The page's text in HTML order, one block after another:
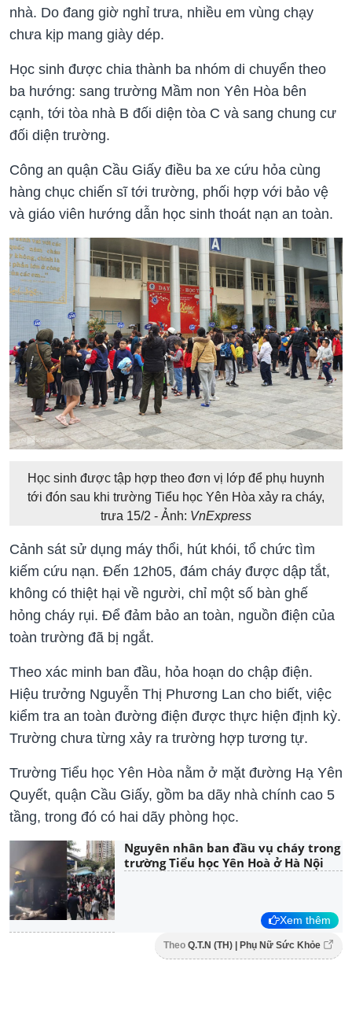
nhà. Do đang giờ nghỉ trưa, nhiều em vùng chạy
chưa kịp mang giày dép.
Học sinh được chia thành ba nhóm di chuyển theo
ba hướng: sang trường Mầm non Yên Hòa bên
cạnh, tới tòa nhà B đối diện tòa C và sang chung cư
đối diện trường.
Công an quận Cầu Giấy điều ba xe cứu hỏa cùng
hàng chục chiến sĩ tới trường, phối hợp với bảo vệ
và giáo viên hướng dẫn học sinh thoát nạn an toàn.
Học sinh được tập hợp theo đơn vị lớp để phụ huynh
tới đón sau khi trường Tiểu học Yên Hòa xảy ra cháy,
trưa 15/2 - Ảnh: VnExpress
Cảnh sát sử dụng máy thổi, hút khói, tổ chức tìm
kiếm cứu nạn. Đến 12h05, đám cháy được dập tắt,
không có thiệt hại về người, chỉ một số bàn ghế
hỏng cháy rụi. Để đảm bảo an toàn, nguồn điện của
toàn trường đã bị ngắt.
Theo xác minh ban đầu, hỏa hoạn do chập điện.
Hiệu trưởng Nguyễn Thị Phương Lan cho biết, việc
kiểm tra an toàn đường điện được thực hiện định kỳ.
Trường chưa từng xảy ra trường hợp tương tự.
Trường Tiểu học Yên Hòa nằm ở mặt đường Hạ Yên
Quyết, quận Cầu Giấy, gồm ba dãy nhà chính cao 5
tầng, trong đó có hai dãy phòng học.
Nguyên nhân ban đầu vụ cháy trong
trường Tiểu học Yên Hoà ở Hà Nội
Xem thêm
Theo Q.T.N (TH) | Phụ Nữ Sức Khỏe